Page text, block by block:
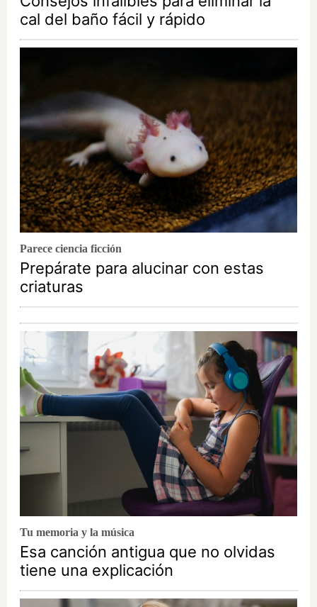
cal del baño fácil y rápido
Parece ciencia ficción
Prepárate para alucinar con estas
criaturas
Tu memoria y la música
Esa canción antigua que no olvidas
tiene una explicación